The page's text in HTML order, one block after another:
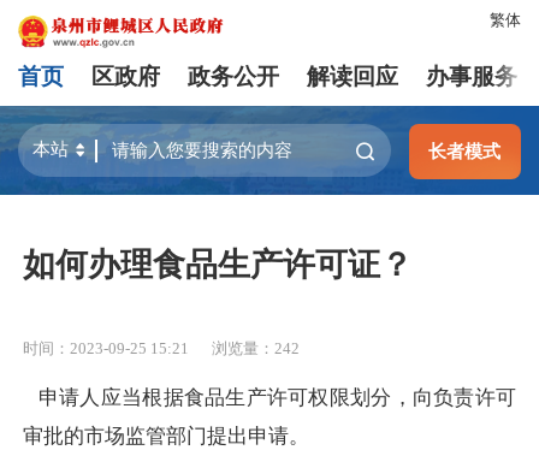
繁体
首页 区政府 政务公开 解读回应 办事服务
长者模式
如何办理食品生产许可证？
时间：2023-09-25 15:21 浏览量： 242
申请人应当根据食品生产许可权限划分，向负责许可
审批的市场监管部门提出申请。